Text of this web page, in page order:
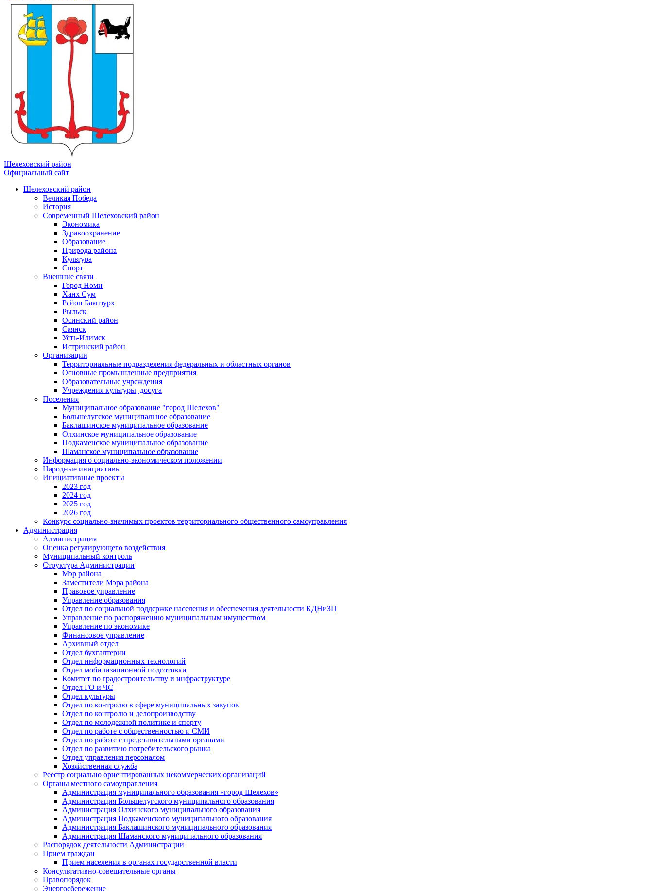
Шелеховский район
Официальный сайт
Шелеховский район
Великая Победа
История
Современный Шелеховский район
Экономика
Здравоохранение
Образование
Природа района
Культура
Спорт
Внешние связи
Город Номи
Ханх Сум
Район Баянзурх
Рыльск
Осинский район
Саянск
Усть-Илимск
Истринский район
Организации
Территориальные подразделения федеральных и областных органов
Основные промышленные предприятия
Образовательные учреждения
Учреждения культуры, досуга
Поселения
Муниципальное образование "город Шелехов"
Большелугское муниципальное образование
Баклашинское муниципальное образование
Олхинское муниципальное образование
Подкаменское муниципальное образование
Шаманское муниципальное образование
Информация о социально-экономическом положении
Народные инициативы
Инициативные проекты
2023 год
2024 год
2025 год
2026 год
Конкурс социально-значимых проектов территориального общественного самоуправления
Администрация
Администрация
Оценка регулирующего воздействия
Муниципальный контроль
Структура Администрации
Мэр района
Заместители Мэра района
Правовое управление
Управление образования
Отдел по социальной поддержке населения и обеспечения деятельности КДНиЗП
Управление по распоряжению муниципальным имуществом
Управление по экономике
Финансовое управление
Архивный отдел
Отдел бухгалтерии
Отдел информационных технологий
Отдел мобилизационной подготовки
Комитет по градостроительству и инфраструктуре
Отдел ГО и ЧС
Отдел культуры
Отдел по контролю в сфере муниципальных закупок
Отдел по контролю и делопроизводству
Отдел по молодежной политике и спорту
Отдел по работе с общественностью и СМИ
Отдел по работе с представительными органами
Отдел по развитию потребительского рынка
Отдел управления персоналом
Хозяйственная служба
Реестр социально ориентированных некоммерческих организаций
Органы местного самоуправления
Администрация муниципального образования «город Шелехов»
Администрация Большелугского муниципального образования
Администрация Олхинского муниципального образования
Администрация Подкаменского муниципального образования
Администрация Баклашинского муниципального образования
Администрация Шаманского муниципального образования
Распорядок деятельности Администрации
Прием граждан
Прием населения в органах государственной власти
Консультативно-совещательные органы
Правопорядок
Энергосбережение